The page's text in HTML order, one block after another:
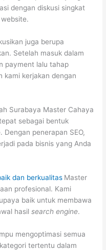
dengan diskusi singkat
juga berupa
Setelah masuk dalam
payment lalu tahap
kami kerjakan dengan
Surabaya Master Cahaya
sebagai bentuk
Dengan penerapan SEO,
pada bisnis yang Anda
dan berkualitas Master
profesional. Kami
baik untuk membawa
hasilsearch engine.
mengoptimasi semua
tertentu dalam